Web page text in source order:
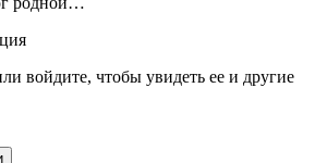
войдите, чтобы увидеть ее и другие